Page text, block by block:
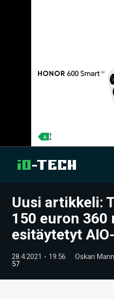
UUTISET
ARTIKKELIT
VIDEOT
Uusi artikkeli:
150 euron 360
esitäytetyt
28.4.2021 - 19:56 Oskari
57